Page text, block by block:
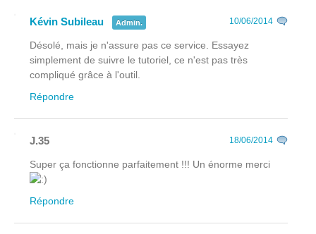
Kévin Subileau Admin. 10/06/2014
Désolé, mais je n'assure pas ce service. Essayez
simplement de suivre le tutoriel, ce n'est pas très
compliqué grâce à l'outil.
Répondre
J.35 18/06/2014
Super ça fonctionne parfaitement !!! Un énorme merci
Répondre